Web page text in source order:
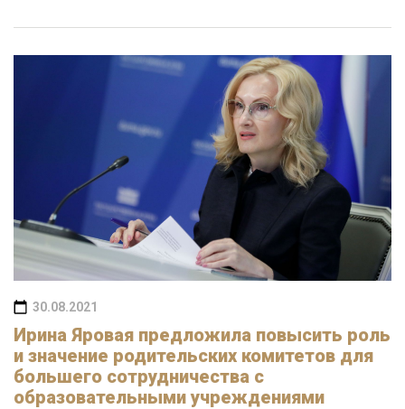
30.08.2021
Ирина Яровая предложила повысить роль
и значение родительских комитетов для
большего сотрудничества с
образовательными учреждениями